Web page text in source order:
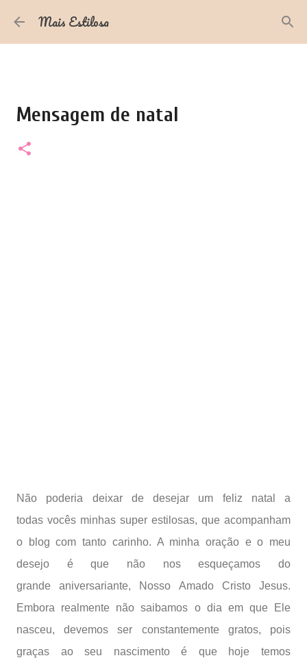
Pular para o conteúdo principal
Mais Estilosa
Mensagem de natal
Não poderia deixar de desejar um feliz natal a
todas vocês minhas super estilosas, que acompanham
o blog com tanto carinho. A minha oração e o meu
desejo é que não nos esqueçamos do
grande aniversariante, Nosso Amado Cristo Jesus.
Embora realmente não saibamos o dia em que Ele
nasceu, devemos ser constantemente gratos, pois
graças ao seu nascimento é que hoje temos